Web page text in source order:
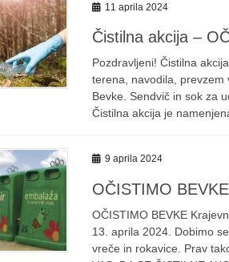
11 aprila 2024
Čistilna akcija –
Pozdravljeni! Čistilna
terena, navodila, prevzem
Bevke. Sendvič in sok za
Čistilna akcija je
9 aprila 2024
OČISTIMO
OČISTIMO BEVKE
13. aprila 2024. Dobimo
vreče in rokavice. Prav